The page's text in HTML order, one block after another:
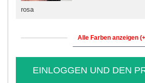
rosa
Alle Farben anzeigen
EINLOGGEN UND DEN